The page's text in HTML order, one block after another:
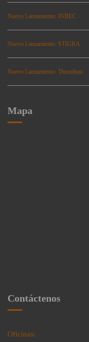
Nuevo Lanzamiento: INBEC
Nuevo Lanzamiento: STIGRA
Nuevo Lanzamiento: Thromban
Mapa
Contáctenos
Oficinas: